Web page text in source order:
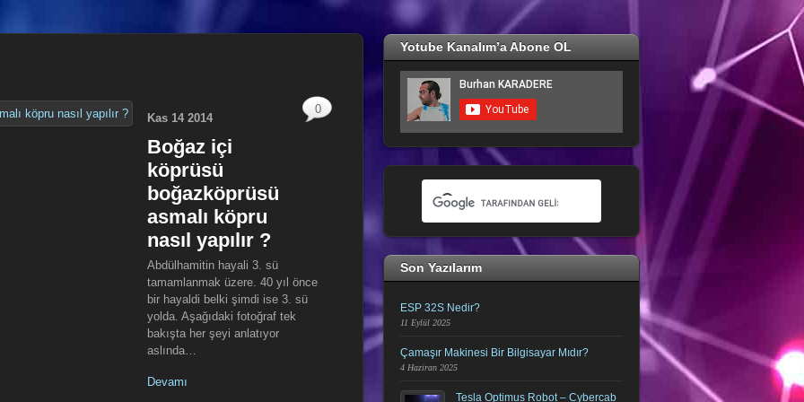
Kas 14 2014
Boğaz içi
köprüsü
boğazköprüsü
asmalı köpru
nasıl yapılır ?
Abdülhamitin hayali 3. sü
tamamlanmak üzere. 40 yıl önce
bir hayaldi belki şimdi ise 3. sü
yolda. Aşağıdaki fotoğraf tek
bakışta her şeyi anlatıyor
aslında…
Devamı
0
Yotube Kanalım’a Abone OL
Son Yazılarım
ESP 32S Nedir?
11 Eylül 2025
Çamaşır Makinesi Bir Bilgisayar Mıdır?
4 Haziran 2025
Tesla Optimus Robot – Cybercab